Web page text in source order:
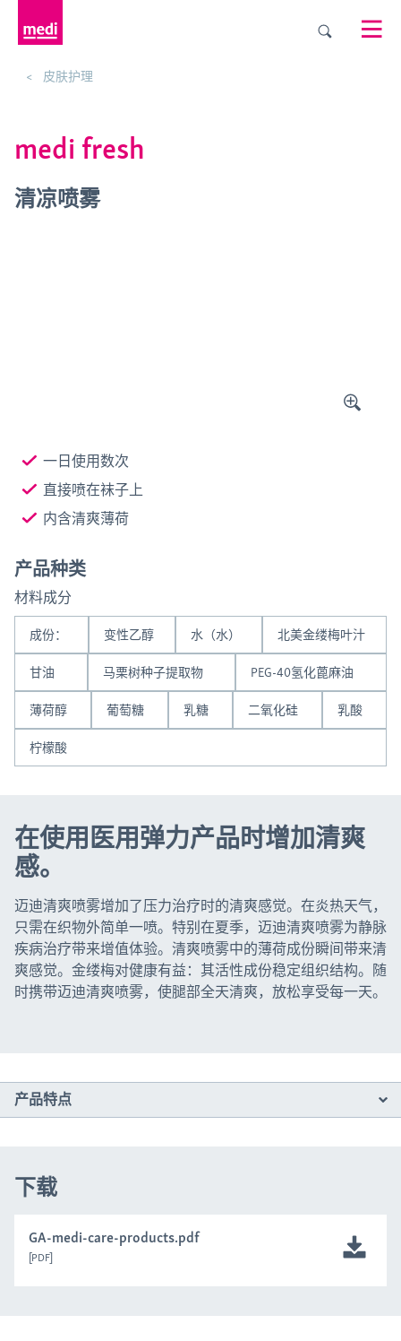
皮肤护理
medi fresh
清凉喷雾
一日使用数次
直接喷在袜子上
内含清爽薄荷
产品种类
材料成分
成份： 变性乙醇 水（水） 北美金缕梅叶汁
甘油 马栗树种子提取物 PEG-40氢化蓖麻油
薄荷醇 葡萄糖 乳糖 二氧化硅 乳酸
柠檬酸
在使用医用弹力产品时增加清爽
感。
迈迪清爽喷雾增加了压力治疗时的清爽感觉。在炎热天气，
只需在织物外简单一喷。特别在夏季，迈迪清爽喷雾为静脉
疾病治疗带来增值体验。清爽喷雾中的薄荷成份瞬间带来清
爽感觉。金缕梅对健康有益：其活性成份稳定组织结构。随
时携带迈迪清爽喷雾，使腿部全天清爽，放松享受每一天。
产品特点
下载
GA-medi-care-products.pdf
PDF